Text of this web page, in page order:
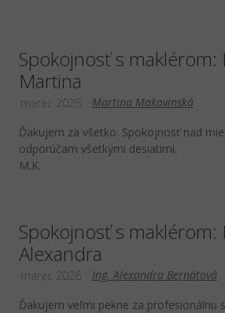
Spokojnosť s maklérom:
Martina
Martina Makovinská
marec 2026
Ďakujem za všetko. Spokojnosť nad
odporúčam všetkými desiatimi.
M.K.
Spokojnosť s maklérom:
Alexandra
Ing. Alexandra Bernátová
marec 2026
Ďakujem veľmi pekne za profesionálnu